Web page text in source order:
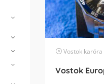
Vostok karóra